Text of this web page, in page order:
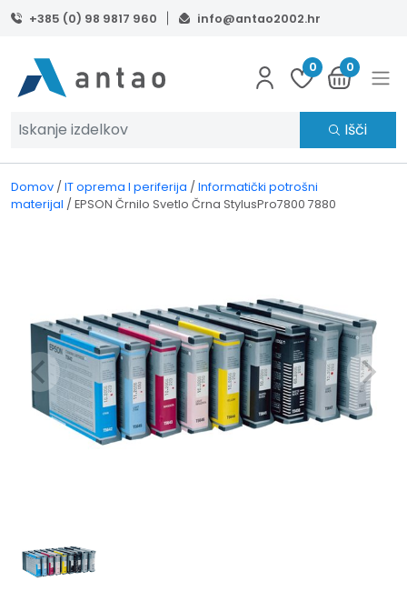
Skip to main content
+385 (0) 98 9817 960 info@antao2002.hr
0 0
Išči
Domov / IT oprema I periferija / Informatički potrošni
materijal / EPSON Črnilo Svetlo Črna StylusPro7800 7880